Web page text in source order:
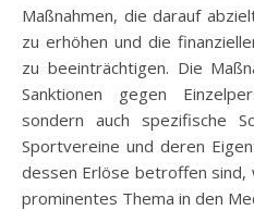
Maßnahmen, die darauf
zu erhöhen und die
zu beeinträchtigen. Die
Sanktionen gegen
sondern auch spezifische
Sportvereine und deren
dessen Erlöse betroffen sind,
prominentes Thema in den